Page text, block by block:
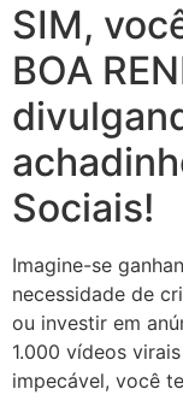
SIM,
BOA
Sociais!
Imagine-se
necessidade de
ou investir em
1.000 vídeos
impecável, você